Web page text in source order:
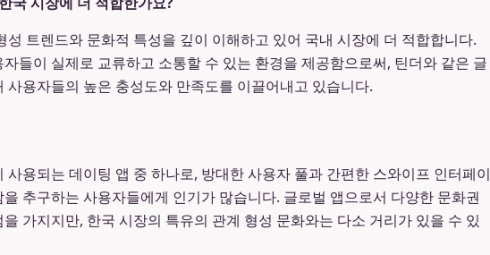
트렌드와 문화적 특성을 깊이 이해하고 있어 국내 시장에 더 적합합니다.
들이 실제로 교류하고 소통할 수 있는 환경을 제공함으로써, 틴더와 같은 글
사용자들의 높은 충성도와 만족도를 이끌어내고 있습니다.
사용되는 데이팅 앱 중 하나로, 방대한 사용자 풀과 간편한 스와이프 인터페이
추구하는 사용자들에게 인기가 많습니다. 글로벌 앱으로서 다양한 문화권
가지지만, 한국 시장의 특유의 관계 형성 문화와는 다소 거리가 있을 수 있